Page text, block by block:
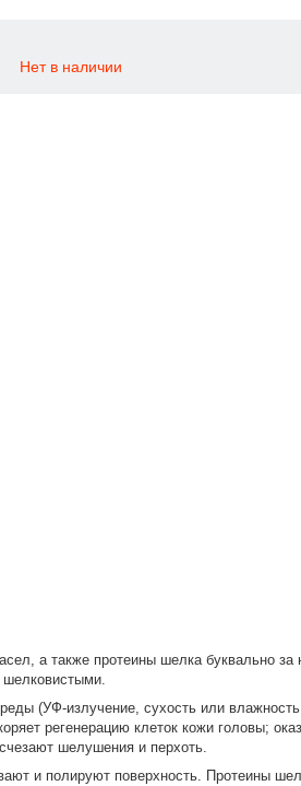
Нет в наличии
а также протеины шелка буквально за
шелковистыми.
(УФ-излучение, сухость или влажность
регенерацию клеток кожи головы;
шелушения и перхоть.
и полируют поверхность. Протеины